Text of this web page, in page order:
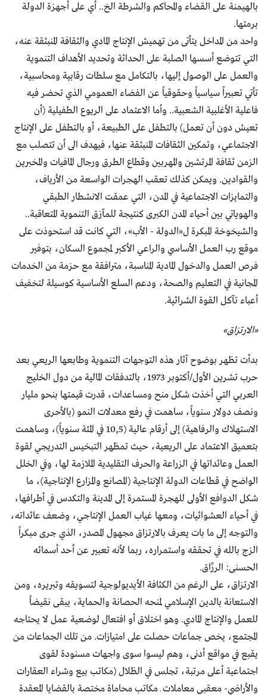
بالهيمنة على القضاء والمحاكم والشرطة الخ.. أي على أجهزة الدولة
برمتها.
واحد من المداخل يتأتى من تهميش الإنتاج المادي والثقافة المنبثقة عنه،
التي تتوضع أسسها الصلبة على الحداثة وتحديد الأهداف التنموية
والعمل على الوصول إليها، بالتكامل مع سلطات رقابية ومحاسبية،
تأتي تعبيراً سياسياً وحقوقياً عن الفضاء العمومي الذي تحضر فيه
فاعلية الأغلبية الشعبية.. وأما الاعتماد على الريوع الطفيلية (أن
تعيش دون أن تعمل) بالتطفل على الطبيعة، أو بالتطفل على الإنتاج
الاجتماعي، وتمكين الثقافات المنبثقة عنها، فيهدف الى أن تتصلب مع
الزمن ثقافة المرتشين والمهربين وقطاع الطرق ورجال المافيات والمخبرين
والقوادين. ويمكن كذلك تعقب الهجرات الواسعة من الأرياف،
والتمايزات الاجتماعية في المدن، التي عمقت الانشطار الطبقي
والهوياتي بين أحياء المدن الكبرى كنتيجة للمآزق التنموية المتعاقبة..
والشيخوخة المبكرة ل«الدولة - الأب»، التي كانت قد استحوذت على
موقع رب العمل الأساسي والراعي الأكبر لمجموع السكان، بتوفير
فرص العمل والدخول المادية المناسبة، مترافقة مع حزمة من الخدمات
المجانية في التعليم والصحة، ودعم السلع الأساسية كوسيلة لتخفيف
أعباء تآكل القوة الشرائية.
«الارتزاق»
بدأت تظهر بوضوح آثار هذه التوجهات التنموية وطابعها الريعي بعد
حرب تشرين الأول/أكتوبر 1973، بالتدفقات المالية من دول الخليج
العربي التي أخذت شكل منح ومساعدات، قدرت قيمتها بنحو مليار
ونصف دولار سنوياً، ساهمت في رفع معدلات النمو (بالأحرى
الاستهلاك والرفاهية) إلى أرقام عالية (10,5 في المئة سنوياً)، وساهمت
بتعميق الاعتماد على الريعية، حيث تمظهر التبخيس التدريجي لقوة
العمل وعائداتها في الزراعة والحرف التقليدية الملازمة لها، وفي الخلل
الواضح في قطاعات الدولة الإنتاجية (المصانع والمزارع الإنتاجية)، ما
شكل الدوافع الأولى للهجرة المستمرة إلى المدينة والتكدس في أطرافها،
في أحياء العشوائيات، ومعها غياب العمل الإنتاجي، وضعف عائداته،
والتوجه إلى ما بات يعرف بالارتزاق مجهول المصدر، الذي جرى مبكراً
الزج بالله في تحققه واستمراره، ربما لأنه تعبير عن أحد أسمائه
الحسنى: الرزّاق.
الارتزاق، على الرغم من الكثافة الأيديولوجية لتسويقه وتبريره، ومن
الاستعانة بالدين الإسلامي لمنحه الحصانة والحماية، يبقى نقيضاً
للعمل والإنتاج المادي. وهو اختلاق أو افتعال لوضعية عمل لا يحتاجه
المجتمع، يخص جماعات حصلت على امتيازات. من تلك الجماعات من
يقبع في مواقع أدنى، وهم ليسوا سوى واجهات مسنودة لقوى
اجتماعية أعلى مرتبة، تجلس في الظلال (مكاتب بيع وشراء العقارات
والأراضي- معقبي معاملات ـ مكاتب محاماة مختصة بالقضايا المعقدة